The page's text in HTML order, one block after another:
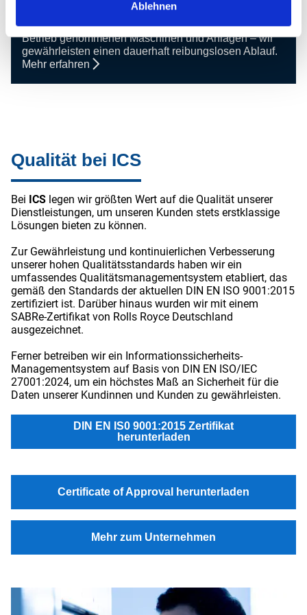
Ablehnen
Maschinen- und Anlagebau
Ob in der Prototypenentwicklung oder bei bereits in
Betrieb genommenen Maschinen und Anlagen – wir
gewährleisten einen dauerhaft reibungslosen Ablauf.
Mehr erfahren
Qualität bei ICS
Bei ICS legen wir größten Wert auf die Qualität unserer
Dienstleistungen, um unseren Kunden stets erstklassige
Lösungen bieten zu können.
Zur Gewährleistung und kontinuierlichen Verbesserung
unserer hohen Qualitätsstandards haben wir ein
umfassendes Qualitätsmanagementsystem etabliert, das
gemäß den Standards der aktuellen DIN EN ISO 9001:2015
zertifiziert ist. Darüber hinaus wurden wir mit einem
SABRe-Zertifikat von Rolls Royce Deutschland
ausgezeichnet.
Ferner betreiben wir ein Informationssicherheits-
Managementsystem auf Basis von DIN EN ISO/IEC
27001:2024, um ein höchstes Maß an Sicherheit für die
Daten unserer Kundinnen und Kunden zu gewährleisten.
DIN EN IS0 9001:2015 Zertifikat
herunterladen
Certificate of Approval herunterladen
Mehr zum Unternehmen